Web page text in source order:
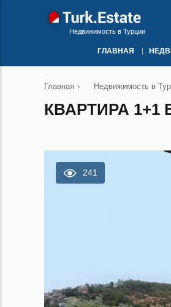
Недвижимость в Турции
ГЛАВНАЯ
Главная › Недвижимость в
КВАРТИРА
241